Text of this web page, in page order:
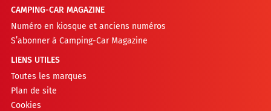
CAMPING-CAR MAGAZINE
Numéro en kiosque et anciens numéros
S’abonner à Camping-Car Magazine
LIENS UTILES
Toutes les marques
Plan de site
Cookies